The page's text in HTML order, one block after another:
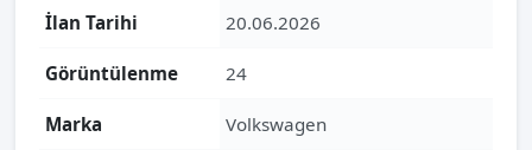
İlan Tarihi 20.06.2026
Görüntülenme 24
Marka Volkswagen